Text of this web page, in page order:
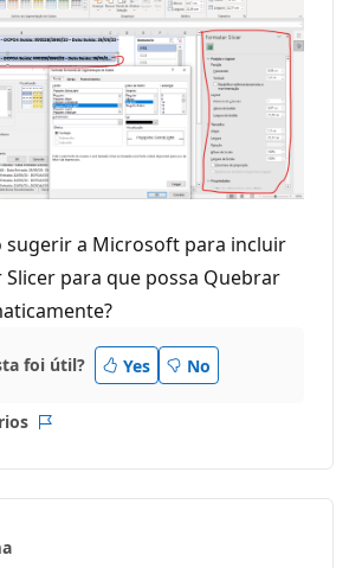
sugerir a Microsoft para incluir
para que possa Quebrar
foi útil? Yes No